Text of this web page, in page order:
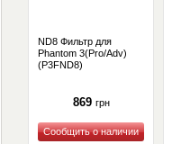
ND8 Фильтр для
Phantom 3(Pro/Adv)
(P3FND8)
869 грн